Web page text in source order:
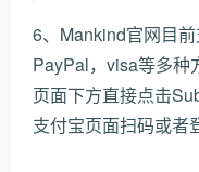
6、Mankind官网目前
PayPal，visa等多种
页面下方直接点击
支付宝页面扫码或者